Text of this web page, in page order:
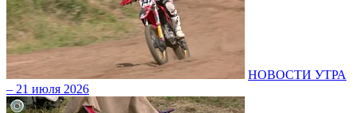
НОВОСТИ УТРА
– 21 июля 2026